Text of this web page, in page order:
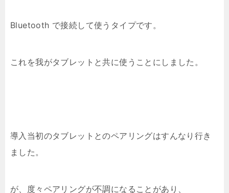
Bluetooth で接続して使うタイプです。
これを我がタブレットと共に使うことにしました。
導入当初のタブレットとのペアリングはすんなり行き
ました。
が、度々ペアリングが不調になることがあり、